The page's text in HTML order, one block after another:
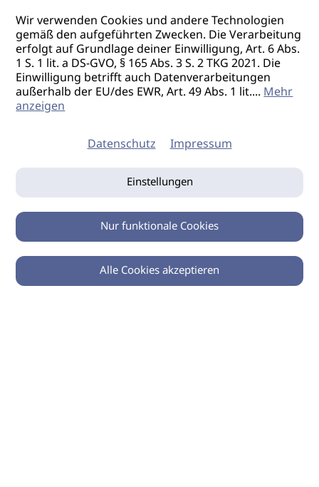
0
Wir verwenden Cookies und andere Technologien
gemäß den aufgeführten Zwecken. Die Verarbeitung
erfolgt auf Grundlage deiner Einwilligung, Art. 6 Abs.
1 S. 1 lit. a DS-GVO, § 165 Abs. 3 S. 2 TKG 2021. Die
Einwilligung betrifft auch Datenverarbeitungen
außerhalb der EU/des EWR, Art. 49 Abs. 1 lit....Mehr
anzeigen
Datenschutz Impressum
Einstellungen
Nur funktionale Cookies
Alle Cookies akzeptieren